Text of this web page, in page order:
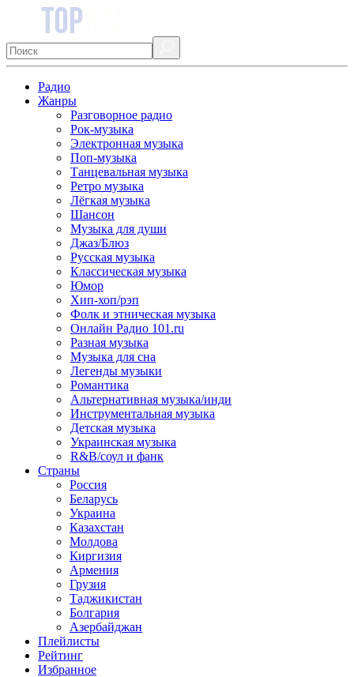
Радио
Жанры
Разговорное радио
Рок-музыка
Электронная музыка
Поп-музыка
Танцевальная музыка
Ретро музыка
Лёгкая музыка
Шансон
Музыка для души
Джаз/Блюз
Русская музыка
Классическая музыка
Юмор
Хип-хоп/рэп
Фолк и этническая музыка
Онлайн Радио 101.ru
Разная музыка
Музыка для сна
Легенды музыки
Романтика
Альтернативная музыка/инди
Инструментальная музыка
Детская музыка
Украинская музыка
R&B/cоул и фанк
Страны
Россия
Беларусь
Украина
Казахстан
Молдова
Киргизия
Армения
Грузия
Таджикистан
Болгария
Азербайджан
Плейлисты
Рейтинг
Избранное